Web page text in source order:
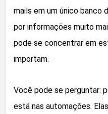
mails em um único banco
por informações muito
pode se concentrar em
importam.
Você pode se perguntar:
está nas automações.